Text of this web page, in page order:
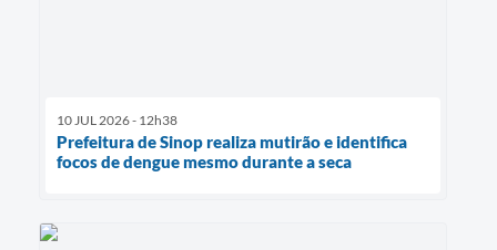
10 JUL 2026 - 12h38
Prefeitura de Sinop realiza mutirão e identifica
focos de dengue mesmo durante a seca